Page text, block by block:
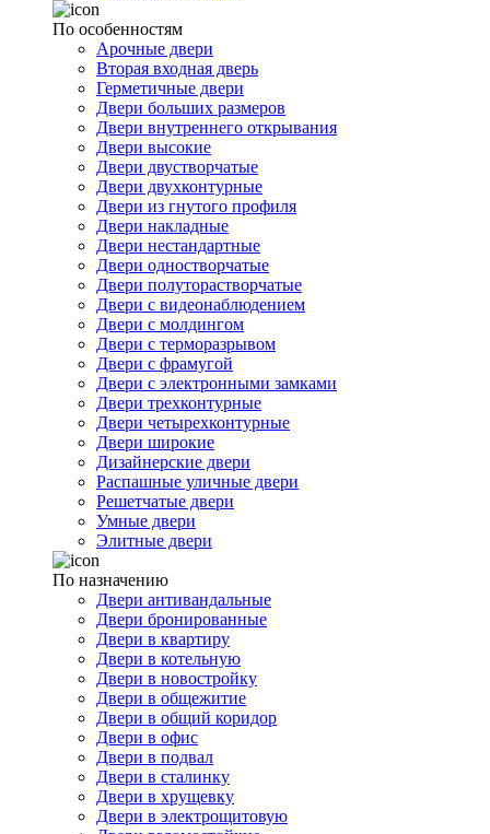
По особенностям
Арочные двери
Вторая входная дверь
Герметичные двери
Двери больших размеров
Двери внутреннего открывания
Двери высокие
Двери двустворчатые
Двери двухконтурные
Двери из гнутого профиля
Двери накладные
Двери нестандартные
Двери одностворчатые
Двери полуторастворчатые
Двери с видеонаблюдением
Двери с молдингом
Двери с терморазрывом
Двери с фрамугой
Двери с электронными замками
Двери трехконтурные
Двери четырехконтурные
Двери широкие
Дизайнерские двери
Распашные уличные двери
Решетчатые двери
Умные двери
Элитные двери
По назначению
Двери антивандальные
Двери бронированные
Двери в квартиру
Двери в котельную
Двери в новостройку
Двери в общежитие
Двери в общий коридор
Двери в офис
Двери в подвал
Двери в сталинку
Двери в хрущевку
Двери в электрощитовую